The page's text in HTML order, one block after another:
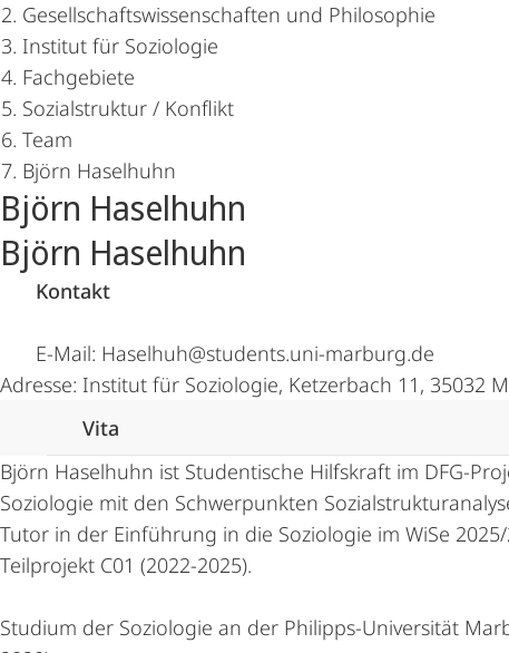
Soziologie
Gesellschaftswissenschaften und Philosophie
Institut für Soziologie
Fachgebiete
Sozialstruktur / Konflikt
Team
Björn Haselhuhn
Hauptinhalt
Björn Haselhuhn
Björn Haselhuhn
Kontakt
E‑Mail: Haselhuh@students.uni-marburg.de
Adresse: Institut für Soziologie, Ketzerbach 11, 35032
Vita
Björn Haselhuhn ist Studentische Hilfskraft im DFG-
Soziologie mit den Schwerpunkten
Tutor in der Einführung in die Soziologie im WiSe
Teilprojekt C01 (2022-2025).
Studium der Soziologie an der Philipps-Universität